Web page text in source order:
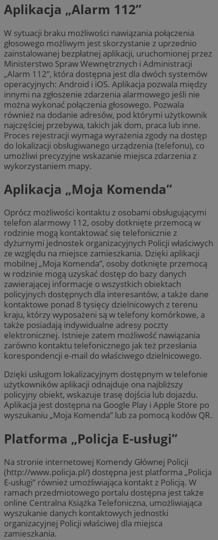
Aplikacja „Alarm 112”
W sytuacji braku możliwości nawiązania połączenia
głosowego możliwym jest skorzystanie z uprzednio
zainstalowanej bezpłatnej aplikacji, uruchomionej przez
Ministerstwo Spraw Wewnętrznych i Administracji
„Alarm 112”, która dostępna jest dla dwóch systemów
operacyjnych: Android i iOS. Aplikacja pozwala między
innymi na zgłoszenie zdarzenia alarmowego jeśli nie
można wykonać połączenia głosowego. Pozwala
również na dodanie adresów, pod którymi użytkownik
najczęściej przebywa, takich jak dom, praca lub inne.
Proces rejestracji wymaga wyrażenia zgody na dostęp
do lokalizacji obsługiwanego urządzenia (telefonu), co
umożliwi precyzyjne wskazanie miejsca zdarzenia z
wykorzystaniem mapy.
Aplikacja „Moja Komenda”
Oprócz możliwości kontaktu z osobami obsługującymi
telefon alarmowy 112, osoby dotknięte przemocą w
rodzinie mogą kontaktować się telefonicznie z
dyżurnymi jednostek organizacyjnych Policji właściwych
ze względu na miejsce zamieszkania. Dzięki aplikacji
mobilnej „Moja Komenda”, osoby dotknięte przemocą
w rodzinie mogą uzyskać dostęp do bazy danych
zawierającej informacje o wszystkich obiektach
policyjnych dostępnych dla interesantów, a także dane
kontaktowe ponad 8 tysięcy dzielnicowych z terenu
kraju, którzy wyposażeni są w telefony komórkowe, a
także posiadają indywidualne adresy poczty
elektronicznej. Istnieje zatem możliwość nawiązania
zarówno kontaktu telefonicznego jak też przesłania
korespondencji e-mail do właściwego dzielnicowego.
Dzięki usługom lokalizacyjnym dostępnym w telefonie
użytkowników aplikacji odnajduje ona najbliższy
policyjny obiekt, wskazuje trasę dojścia lub dojazdu.
Aplikacja jest dostępna na Google Play i Apple Store po
wyszukaniu „Moja Komenda” lub za pomocą kodów QR.
Platforma „Policja E-usługi”
Na stronie internetowej Komendy Głównej Policji
(http://www.policja.pl/) dostępna jest platforma „Policja
E-usługi” również umożliwiająca kontakt z Policją. W
ramach przedmiotowego portalu dostępna jest także
online Centralna Książka Telefoniczna, umożliwiająca
wyszukanie danych kontaktowych jednostki
organizacyjnej Policji właściwej dla miejsca
zamieszkania.